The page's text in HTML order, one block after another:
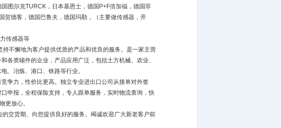
图尔克TURCK，日本基恩士，德国P+F倍加福，德国菲
贺德客，德国巴鲁夫，德国玛勒，（主要做传感器，开
传感器等
不懈地为客户提供优质的产品和优良的服务。是一家主营
各类辅件的企业，产品应用广泛，包括土方机械、农业、
、冶炼、港口、铁路等行业。
争力，性价比更高。独立专业进出口公司从接单对外签
申报，全程保险支持，专人跟单服务，实时物流查询，快
更放心。
交货期、向您提供良好的服务。竭诚欢迎广大新老客户前